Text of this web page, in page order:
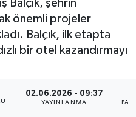
Balçık, şehrin
önemli projeler
Balçık, ilk etapta
bir otel kazandırmayı
02.06.2026 - 09:37
YAYINLANMA